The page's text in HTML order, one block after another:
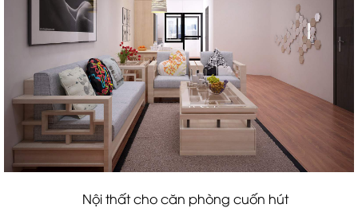
Nội thất cho căn phòng cuốn hút